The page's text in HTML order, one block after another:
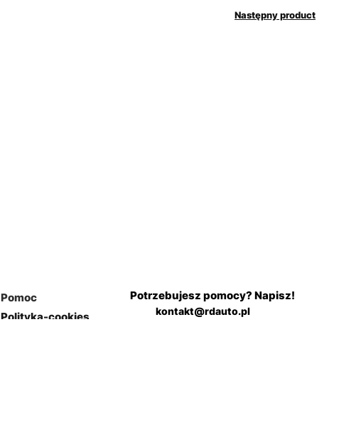
Następny product
Pomoc
Polityka-cookies
Potrzebujesz pomocy? Napisz!
kontakt@rdauto.pl